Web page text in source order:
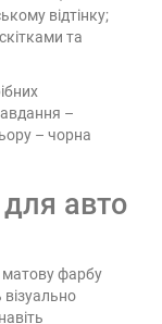
відтінку;
та
–
– чорна
авто
матову фарбу